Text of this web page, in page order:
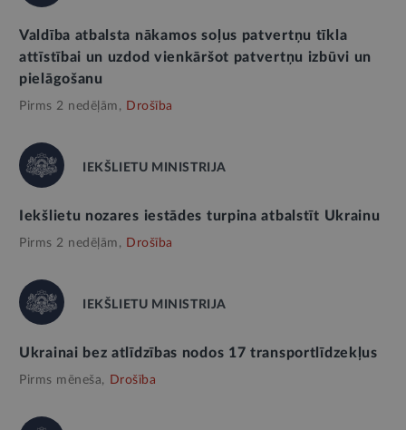
Valdība atbalsta nākamos soļus patvertņu tīkla
attīstībai un uzdod vienkāršot patvertņu izbūvi un
pielāgošanu
Pirms 2 nedēļām, Drošība
IEKŠLIETU MINISTRIJA
Iekšlietu nozares iestādes turpina atbalstīt Ukrainu
Pirms 2 nedēļām, Drošība
IEKŠLIETU MINISTRIJA
Ukrainai bez atlīdzības nodos 17 transportlīdzekļus
Pirms mēneša, Drošība